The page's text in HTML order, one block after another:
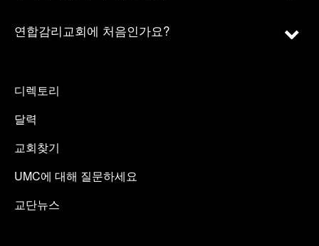
연합감리교회에 처음인가요?
디렉토리
달력
교회찾기
UMC에 대해 질문하세요
교단뉴스